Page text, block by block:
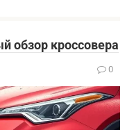
обзор кроссовера
0